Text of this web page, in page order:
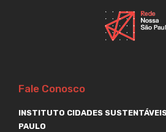
Fale Conosco
INSTITUTO CIDADES
PAULO